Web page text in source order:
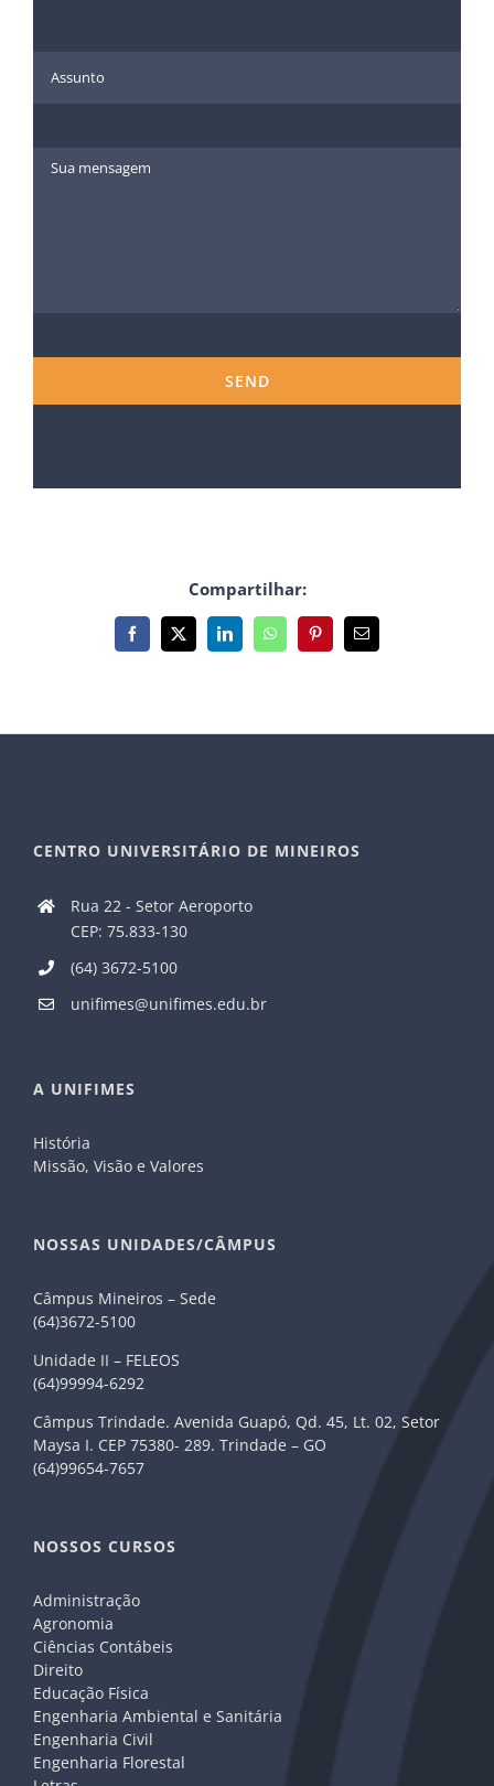
Compartilhar:
Facebook
X LinkedInWhatsAppPinterest
E-
mail
CENTRO UNIVERSITÁRIO DE MINEIROS
Rua 22 - Setor Aeroporto
CEP: 75.833-130
(64) 3672-5100
unifimes@unifimes.edu.br
A UNIFIMES
História
Missão, Visão e Valores
NOSSAS UNIDADES/CÂMPUS
Câmpus Mineiros – Sede
(64)3672-5100
Unidade II – FELEOS
(64)99994-6292
Câmpus Trindade. Avenida Guapó, Qd. 45, Lt. 02, Setor
Maysa I. CEP 75380- 289. Trindade – GO
(64)99654-7657
NOSSOS CURSOS
Administração
Agronomia
Ciências Contábeis
Direito
Educação Física
Engenharia Ambiental e Sanitária
Engenharia Civil
Engenharia Florestal